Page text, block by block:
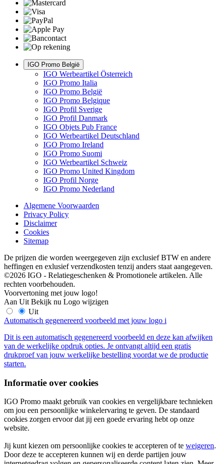
IGO Promo België
IGO Werbeartikel Österreich
IGO Promo Italia
IGO Promo België
IGO Promo Belgique
IGO Profil Sverige
IGO Profil Danmark
IGO Objets Pub France
IGO Werbeartikel Deutschland
IGO Promo Ireland
IGO Promo Suomi
IGO Werbeartikel Schweiz
IGO Promo United Kingdom
IGO Profil Norge
IGO Promo Nederland
Algemene Voorwaarden
Privacy Policy
Disclaimer
Cookies
Sitemap
De prijzen die worden weergegeven zijn exclusief BTW en andere
heffingen en exlusief verzendkosten tenzij anders staat aangegeven.
©2026 IGO - Relatiegeschenken & Promotionele artikelen. Alle
rechten voorbehouden.
Voorvertoning met jouw logo!
Aan Uit Bekijk nu Logo wijzigen
Uit
Automatisch gegenereerd voorbeeld met jouw logo i
Dit is een automatisch gegenereerd voorbeeld en deze kan afwijken
van de werkelijke opdruk opties. Je ontvangt altijd een gratis
drukproef van jouw werkelijke bestelling voordat we de productie
starten.
Informatie over cookies
IGO Promo maakt gebruik van cookies en vergelijkbare technieken
om jou een persoonlijke winkelervaring te geven. De standaard
cookies zorgen ervoor dat jij een goede ervaring hebt op onze
website.
Jij kunt kiezen om persoonlijke cookies te accepteren of te weigeren.
Door deze te accepteren kunnen wij en derde partijen jouw